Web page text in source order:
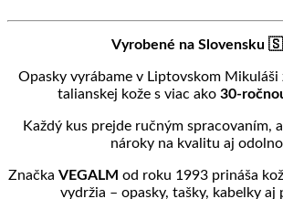
Vyrobené na Slovensku
Opasky vyrábame v Liptovskom Mikuláši
talianskej kože s viac ako 30-
Každý kus prejde ručným spracovaním,
nároky na kvalitu aj
Značka VEGALM od roku 1993 prináša
vydržia – opasky, tašky, kabelky aj